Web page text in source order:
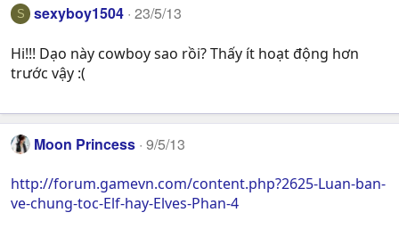
S sexyboy1504 23/5/13
Hi!!! Dạo này cowboy sao rồi? Thấy ít hoạt động hơn
trước vậy :(
Moon Princess 9/5/13
http://forum.gamevn.com/content.php?2625-Luan-ban-
ve-chung-toc-Elf-hay-Elves-Phan-4